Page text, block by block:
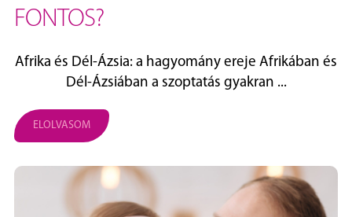
FONTOS?
Afrika és Dél‑Ázsia: a hagyomány ereje Afrikában és
Dél‑Ázsiában a szoptatás gyakran ...
ELOLVASOM